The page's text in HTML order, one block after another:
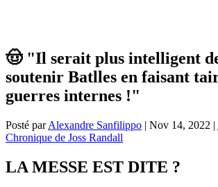
🤠 "Il serait plus intelligent
soutenir Batlles en faisant
guerres internes !"
Posté parAlexandre Sanfilippo | Nov 14, 2022 |
Chronique de Joss Randall
LA MESSE EST DITE ?